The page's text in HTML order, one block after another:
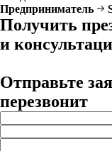
Предприниматель
Получить
и
Отправьте
перезвонит